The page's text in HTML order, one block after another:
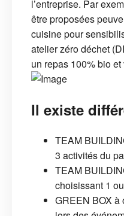
l’entreprise. Par
être proposées
cuisine pour
atelier zéro déchet
un repas 100% bio
Il existe
TEAM
3 activités du
TEAM
choisissant 1
GREEN BOX à